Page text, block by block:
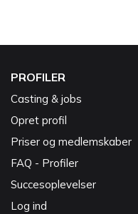
PROFILER
Casting & jobs
Opret profil
Priser og medlemskaber
FAQ - Profiler
Succesoplevelser
Log ind